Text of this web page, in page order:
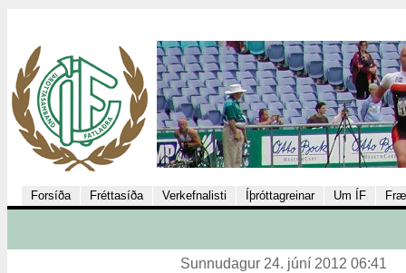
Forsíða Fréttasíða Verkefnalisti Íþróttagreinar Um ÍF
Sunnudagur 24. júní 2012 06:41